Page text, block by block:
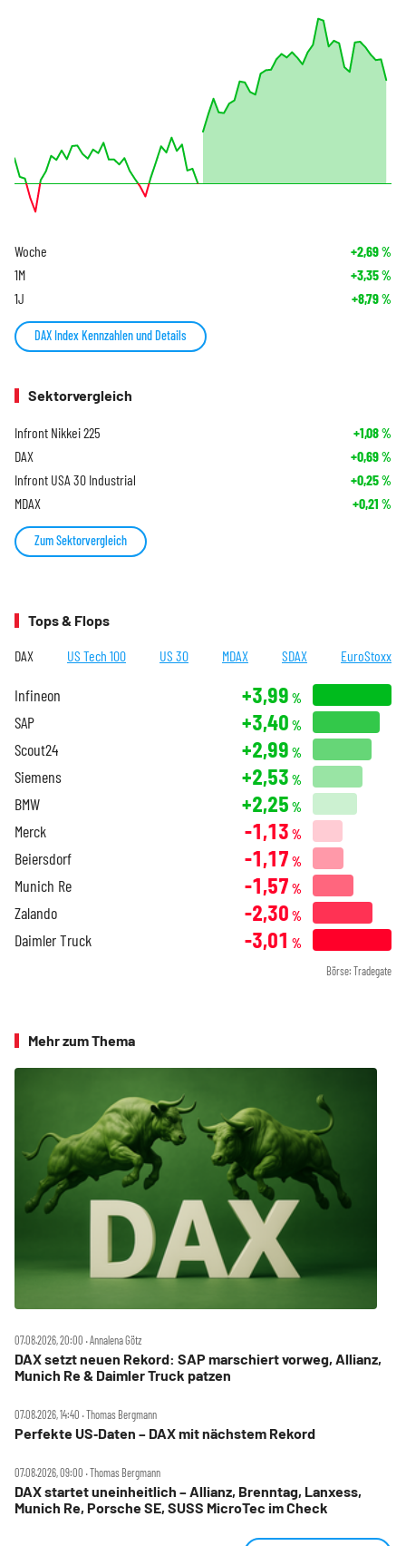
Woche +2,69%
1M +3,35%
1J +8,79%
DAX Index Kennzahlen und Details
Sektorvergleich
Infront Nikkei 225 +1,08%
DAX +0,69%
Infront USA 30 Industrial +0,25%
MDAX +0,21 %
Zum Sektorvergleich
Tops & Flops
DAX US Tech 100 US 30 MDAX SDAX EuroStoxx
Infineon +3,99 %
SAP +3,40 %
Scout24 +2,99 %
Siemens +2,53 %
BMW +2,25 %
Merck -1,13 %
Beiersdorf -1,17 %
Munich Re -1,57 %
Zalando -2,30 %
Daimler Truck -3,01 %
Börse: Tradegate
Mehr zum Thema
07.08.2026, 20:00 ‧ Annalena Götz
DAX setzt neuen Rekord: SAP marschiert vorweg, Allianz,
Munich Re & Daimler Truck patzen
07.08.2026, 14:40 ‧ Thomas Bergmann
Perfekte US‑Daten – DAX mit nächstem Rekord
07.08.2026, 09:00 ‧ Thomas Bergmann
DAX startet uneinheitlich – Allianz, Brenntag, Lanxess,
Munich Re, Porsche SE, SUSS MicroTec im Check